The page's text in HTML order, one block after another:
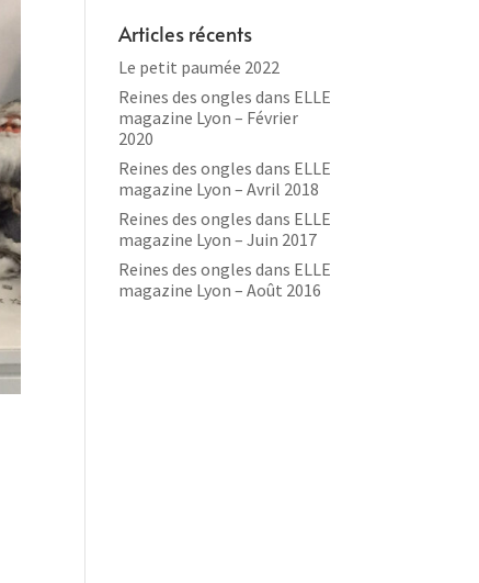
Articles récents
Le petit paumée 2022
Reines des ongles dans ELLE
magazine Lyon – Février
2020
Reines des ongles dans ELLE
magazine Lyon – Avril 2018
Reines des ongles dans ELLE
magazine Lyon – Juin 2017
Reines des ongles dans ELLE
magazine Lyon – Août 2016